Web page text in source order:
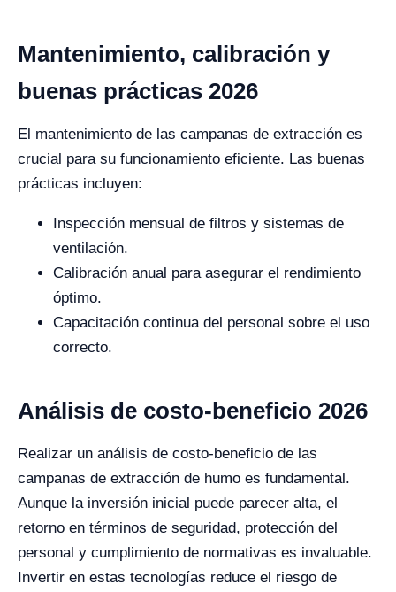
Mantenimiento, calibración y
buenas prácticas 2026
El mantenimiento de las campanas de extracción es
crucial para su funcionamiento eficiente. Las buenas
prácticas incluyen:
Inspección mensual de filtros y sistemas de
ventilación.
Calibración anual para asegurar el rendimiento
óptimo.
Capacitación continua del personal sobre el uso
correcto.
Análisis de costo-beneficio 2026
Realizar un análisis de costo-beneficio de las
campanas de extracción de humo es fundamental.
Aunque la inversión inicial puede parecer alta, el
retorno en términos de seguridad, protección del
personal y cumplimiento de normativas es invaluable.
Invertir en estas tecnologías reduce el riesgo de